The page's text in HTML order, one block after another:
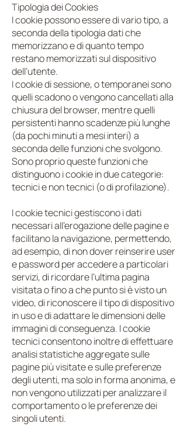
Tipologia dei Cookies
I cookie possono essere di vario tipo, a
seconda della tipologia dati che
memorizzano e di quanto tempo
restano memorizzati sul dispositivo
dell’utente.
I cookie di sessione, o temporanei sono
quelli scadono o vengono cancellati alla
chiusura del browser, mentre quelli
persistenti hanno scadenze più lunghe
(da pochi minuti a mesi interi) a
seconda delle funzioni che svolgono.
Sono proprio queste funzioni che
distinguono i cookie in due categorie:
tecnici e non tecnici (o di profilazione).
I cookie tecnici gestiscono i dati
necessari all’erogazione delle pagine e
facilitano la navigazione, permettendo,
ad esempio, di non dover reinserire user
e password per accedere a particolari
servizi, di ricordare l’ultima pagina
visitata o fino a che punto si è visto un
video, di riconoscere il tipo di dispositivo
in uso e di adattare le dimensioni delle
immagini di conseguenza. I cookie
tecnici consentono inoltre di effettuare
analisi statistiche aggregate sulle
pagine più visitate e sulle preferenze
degli utenti, ma solo in forma anonima, e
non vengono utilizzati per analizzare il
comportamento o le preferenze dei
singoli utenti.